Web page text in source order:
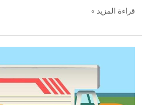
قراءة المزيد »